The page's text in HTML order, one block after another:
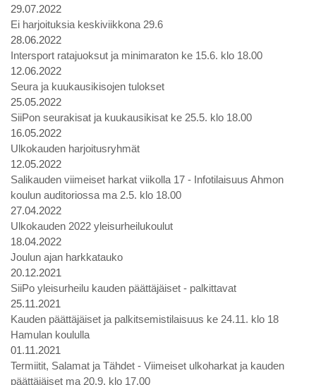
29.07.2022
Ei harjoituksia keskiviikkona 29.6
28.06.2022
Intersport ratajuoksut ja minimaraton ke 15.6. klo 18.00
12.06.2022
Seura ja kuukausikisojen tulokset
25.05.2022
SiiPon seurakisat ja kuukausikisat ke 25.5. klo 18.00
16.05.2022
Ulkokauden harjoitusryhmät
12.05.2022
Salikauden viimeiset harkat viikolla 17 - Infotilaisuus Ahmon
koulun auditoriossa ma 2.5. klo 18.00
27.04.2022
Ulkokauden 2022 yleisurheilukoulut
18.04.2022
Joulun ajan harkkatauko
20.12.2021
SiiPo yleisurheilu kauden päättäjäiset - palkittavat
25.11.2021
Kauden päättäjäiset ja palkitsemistilaisuus ke 24.11. klo 18
Hamulan koululla
01.11.2021
Termiitit, Salamat ja Tähdet - Viimeiset ulkoharkat ja kauden
päättäjäiset ma 20.9. klo 17.00